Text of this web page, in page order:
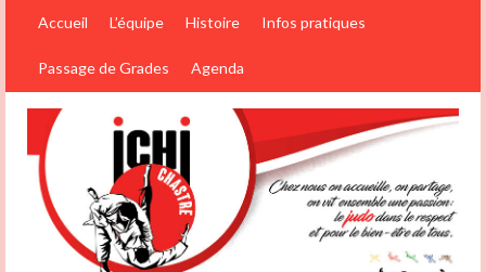
Accueil L’équipe Histoire Infos pratiques
Passage de Grades Agenda